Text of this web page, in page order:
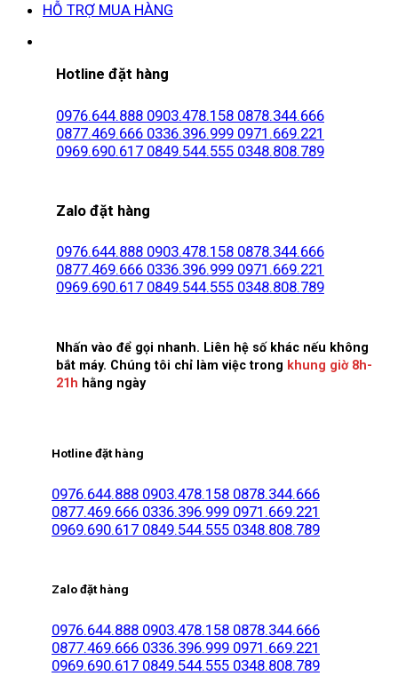
HỖ TRỢ MUA HÀNG
Hotline đặt hàng
0976.644.888 0903.478.158 0878.344.666
0877.469.666 0336.396.999 0971.669.221
0969.690.617 0849.544.555 0348.808.789
Zalo đặt hàng
0976.644.888 0903.478.158 0878.344.666
0877.469.666 0336.396.999 0971.669.221
0969.690.617 0849.544.555 0348.808.789
Nhấn vào để gọi nhanh. Liên hệ số khác nếu không
bắt máy. Chúng tôi chỉ làm việc trong khung giờ 8h-
21h hằng ngày
Hotline đặt hàng
0976.644.888 0903.478.158 0878.344.666
0877.469.666 0336.396.999 0971.669.221
0969.690.617 0849.544.555 0348.808.789
Zalo đặt hàng
0976.644.888 0903.478.158 0878.344.666
0877.469.666 0336.396.999 0971.669.221
0969.690.617 0849.544.555 0348.808.789